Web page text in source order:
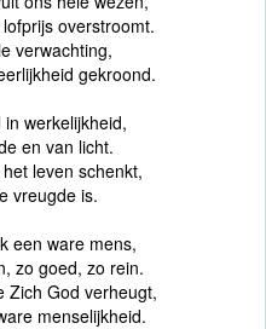
overstroomt.
verwachting,
gekroond.
werkelijkheid,
en van licht.
leven schenkt,
vreugde is.
een ware mens,
zo goed, zo rein.
Zich God verheugt,
menselijkheid.